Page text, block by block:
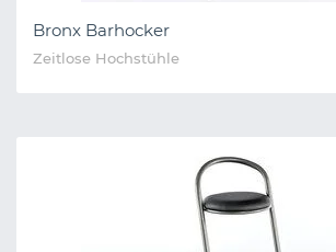
Bronx Barhocker
Zeitlose Hochstühle